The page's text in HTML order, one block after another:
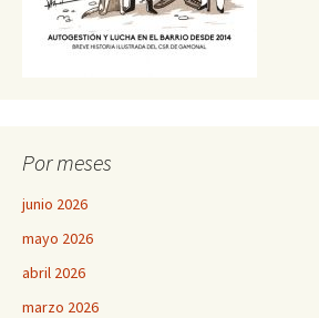
Por meses
junio 2026
mayo 2026
abril 2026
marzo 2026